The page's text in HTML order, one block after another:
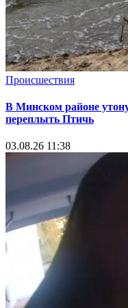
Происшествия
В Минском районе
переплыть Птичь
03.08.26 11:38